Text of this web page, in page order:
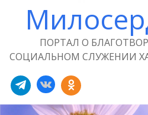
ПОРТАЛ О
СОЦИАЛЬНОМ СЛУЖЕНИИ